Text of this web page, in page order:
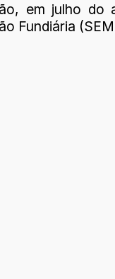
em julho do
Fundiária